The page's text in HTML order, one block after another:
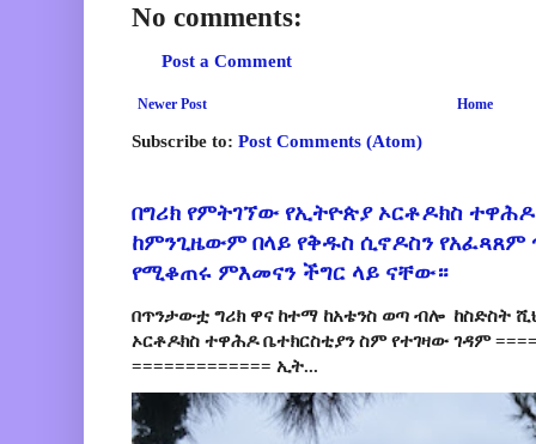
No comments:
Post a Comment
Newer Post Home
Subscribe to: Post Comments (Atom)
በግሪክ የምትገኘው የኢትዮጵያ ኦርቶዶክስ
ከምንጊዜውም በላይ የቅዱስ ሲኖዶስን የአፈጻጸም
የሚቆጠሩ ምእመናን ችግር ላይ ናቸው።
በጥንታውቷ ግሪክ ዋና ከተማ ከአቴንስ ወጣ ብሎ ከስድስት
ኦርቶዶክስ ተዋሕዶ ቤተክርስቲያን ስም የተገዛው ገዳም
============= ኢት...